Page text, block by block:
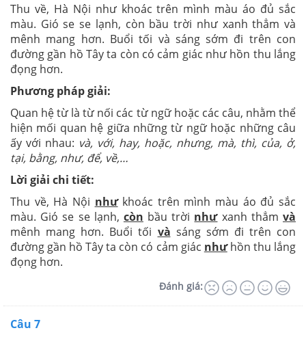
Thu về, Hà Nội như khoác trên mình màu áo đủ sắc
màu. Gió se se lạnh, còn bầu trời như xanh thẳm và
mênh mang hơn. Buổi tối và sáng sớm đi trên con
đường gần hồ Tây ta còn có cảm giác như hồn thu lắng
đọng hơn.
Phương pháp giải:
Quan hệ từ là từ nối các từ ngữ hoặc các câu, nhằm thể
hiện mối quan hệ giữa những từ ngữ hoặc những câu
ấy với nhau: và, với, hay, hoặc, nhưng, mà, thì, của, ở,
tại, bằng, như, để, về,…
Lời giải chi tiết:
Thu về, Hà Nội nhưkhoác trên mình màu áo đủ sắc
màu. Gió se se lạnh, còn bầu trời nhưxanh thẳmvà
mênh mang hơn. Buổi tối và sáng sớm đi trên con
đường gần hồ Tây ta còn có cảm giác nhưhồn thu lắng
đọng hơn.
Đánh giá:
Câu 7